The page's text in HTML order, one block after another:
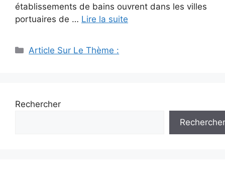
établissements de bains ouvrent dans les villes
portuaires de … Lire la suite
Catégories
Article Sur Le Thème :
Rechercher
Rechercher